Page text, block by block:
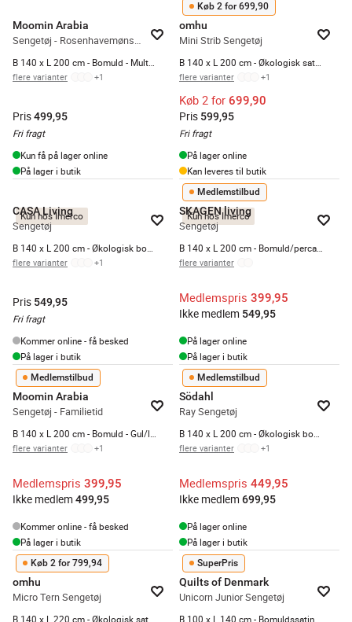
Moomin Arabia
Sengetøj - Rosenhavemønsteret
flere varianter +1
Pris499,95
Fri fragt
Kun få på lager online
På lager i butik
Køb 2 for 699,90
omhu
Mini Strib Sengetøj
flere varianter +1
Køb 2 for 699,90
Pris 599,95
Fri fragt
På lager online
Kan leveres til butik
Kun hos Imerco
CASA Living
Sengetøj
flere varianter +1
Pris 549,95
Fri fragt
Kommer online - få besked
På lager i butik
Kun hos Imerco
Medlemstilbud
SKAGEN living
Sengetøj
flere varianter
Medlemspris 399,95
Ikke medlem 549,95
På lager online
På lager i butik
Medlemstilbud
Moomin Arabia
Sengetøj - Familietid
flere varianter +1
Medlemspris 399,95
Ikke medlem 499,95
Kommer online - få besked
På lager i butik
Medlemstilbud
Södahl
Ray Sengetøj
flere varianter +1
Medlemspris 449,95
Ikke medlem 699,95
På lager online
På lager i butik
Køb 2 for 799,94
omhu
Micro Tern Sengetøj
SuperPris
Quilts of Denmark
Unicorn Junior Sengetøj